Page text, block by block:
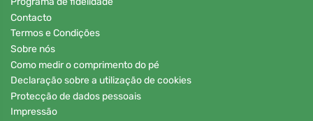
Contacto
Termos e Condições
Sobre nós
Como medir o comprimento do pé
Declaração sobre a utilização de cookies
Protecção de dados pessoais
Impressão